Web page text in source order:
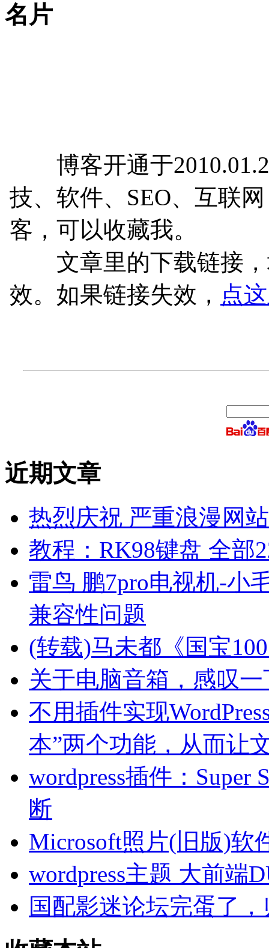
名片
博客开通于
技、软件、SEO、互联
客，可以收藏我。
文章里的下载链接，
效。如果链接失效， 点
近期文章
热烈庆祝 严重浪漫网
教程：RK98键盘 全部
雷鸟 鹏7pro电视机-小
兼容性问题
(转载)马未都《国宝
关于电脑音箱，感叹
不用插件实现
本”两个功能，从而让
wordpress插件：
断
Microsoft照片(旧版)软
wordpress主题 大前端
国配影迷论坛完蛋了